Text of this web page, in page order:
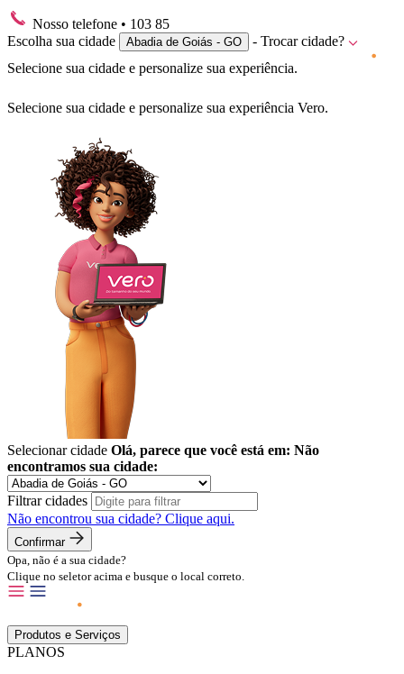
Nosso telefone • 103 85
Escolha sua cidade
Abadia de Goiás - GO
- Trocar cidade?
Selecione sua cidade e personalize sua experiência.
Selecione sua cidade e personalize sua experiência Vero.
Selecionar cidade Olá, parece que você está em: Não
encontramos sua cidade:
Filtrar cidades
Não encontrou sua cidade? Clique aqui.
Confirmar
Opa, não é a sua cidade?
Clique no seletor acima e busque o local correto.
Produtos e Serviços
PLANOS